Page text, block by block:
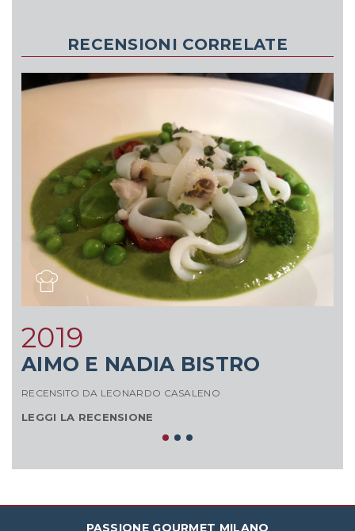
RECENSIONI CORRELATE
2019
AIMO E NADIA BISTRO
RECENSITO DA LEONARDO CASALENO
LEGGI LA RECENSIONE
PASSIONE GOURMET MILANO